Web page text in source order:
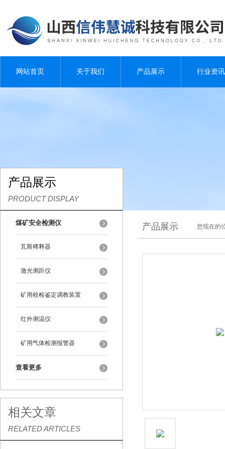
网站首页 关于我们 产品展示 行业资讯
产品展示
PRODUCT DISPLAY
煤矿安全检测仪
瓦斯稀释器
激光测距仪
矿用校检鉴定调教装置
红外测温仪
矿用气体检测报警器
查看更多
相关文章
RELATED ARTICLES
产品展示 您现在的